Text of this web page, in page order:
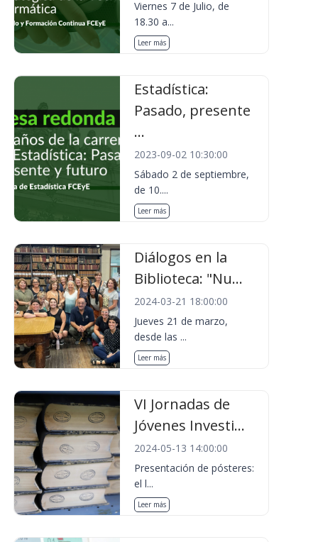
Viernes 7 de Julio, de
18.30 a...
Leer más
Estadística:
Pasado, presente
...
2023-09-02 10:30:00
Sábado 2 de septiembre,
de 10....
Leer más
Diálogos en la
Biblioteca: "Nu...
2024-03-21 18:00:00
Jueves 21 de marzo,
desde las ...
Leer más
VI Jornadas de
Jóvenes Investi...
2024-05-13 14:00:00
Presentación de pósteres:
el l...
Leer más